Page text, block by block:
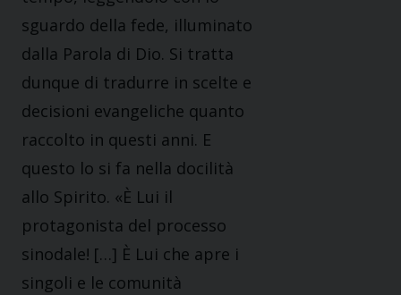
sguardo della fede, illuminato
dalla Parola di Dio. Si tratta
dunque di tradurre in scelte e
decisioni evangeliche quanto
raccolto in questi anni. E
questo lo si fa nella docilità
allo Spirito. «È Lui il
protagonista del processo
sinodale! […] È Lui che apre i
singoli e le comunità